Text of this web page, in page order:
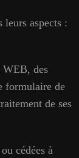
leurs aspects :
WEB, des
formulaire de
de ses
cédées à